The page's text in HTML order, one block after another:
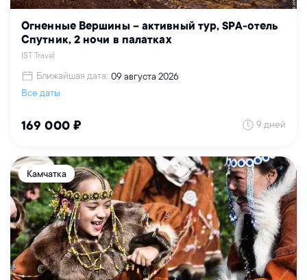
Огненные Вершины – активный тур, SPA-отель
Спутник, 2 ночи в палатках
IST Travel
Ближайшая дата: 09 августа 2026
Все даты
169 000 ₽ 9 дней
Камчатка